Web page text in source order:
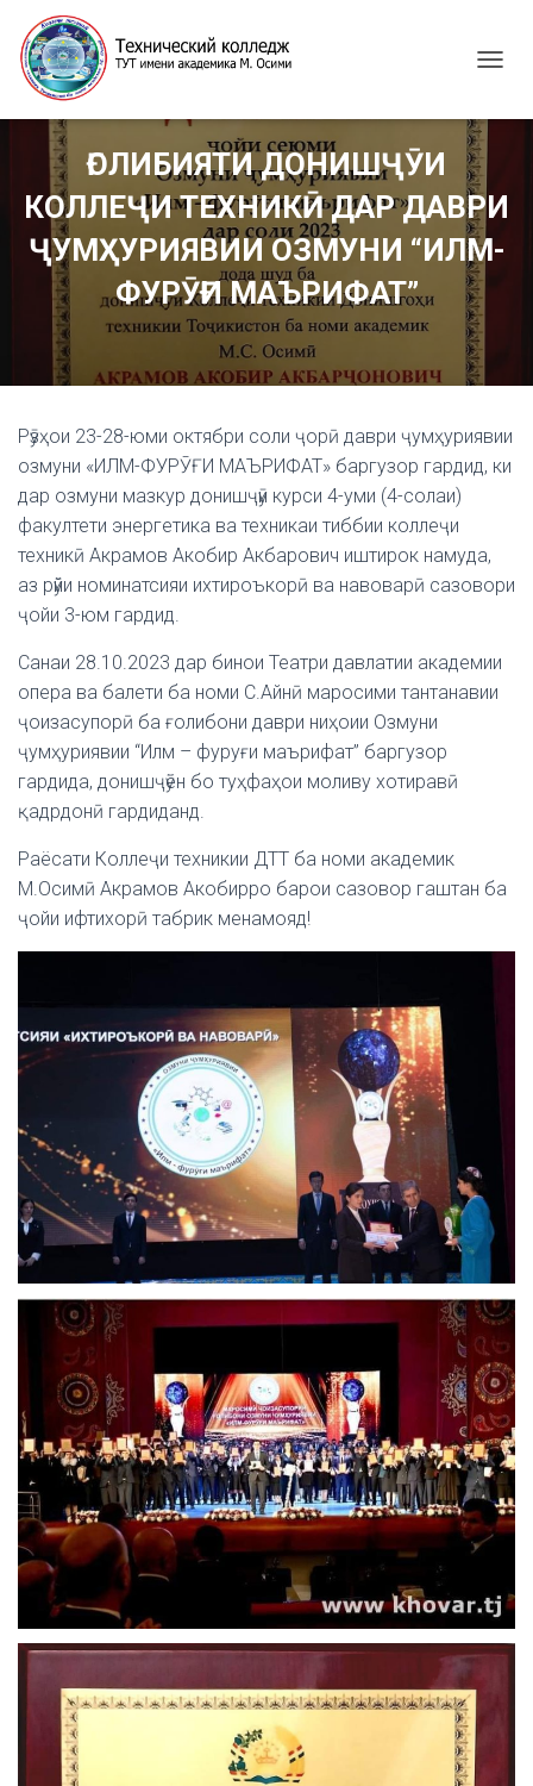
G
N
A
V
ҒОЛИБИЯТИ ДОНИШҶӮИ
КОЛЛЕҶИ ТЕХНИКӢ ДАР ДАВРИ
ҶУМҲУРИЯВИИ ОЗМУНИ “ИЛМ-
ФУРӮҒИ МАЪРИФАТ”
Рӯзҳои 23-28-юми октябри соли ҷорӣ даври ҷумҳуриявии
озмуни «ИЛМ-ФУРӮҒИ МАЪРИФАТ» баргузор гардид, ки
дар озмуни мазкур донишҷӯи курси 4-уми (4-солаи)
факултети энергетика ва техникаи тиббии коллеҷи
техникӣ Акрамов Акобир Акбарович иштирок намуда,
аз рӯйи номинатсияи ихтироъкорӣ ва навоварӣ сазовори
ҷойи 3-юм гардид.
Санаи 28.10.2023 дар бинои Театри давлатии академии
опера ва балети ба номи С.Айнӣ маросими тантанавии
ҷоизасупорӣ ба ғолибони даври ниҳоии Озмуни
ҷумҳуриявии “Илм – фуруғи маърифат” баргузор
гардида, донишҷӯён бо туҳфаҳои моливу хотиравӣ
қадрдонӣ гардиданд.
Раёсати Коллеҷи техникии ДТТ ба номи академик
М.Осимӣ Акрамов Акобирро барои сазовор гаштан ба
ҷойи ифтихорӣ табрик менамояд!